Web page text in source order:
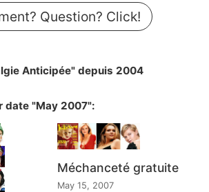
Question? Click!
Anticipée" depuis 2004
date "May 2007":
Méchanceté gratuite
May 15, 2007